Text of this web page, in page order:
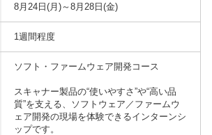
8月24日(月)～8月28日(金)
1週間程度
ソフト・ファームウェア開発コース
スキャナー製品の“使いやすさ”や“高い品
質”を支える、ソフトウェア／ファームウ
ェア開発の現場を体験できるインターンシ
ップです。